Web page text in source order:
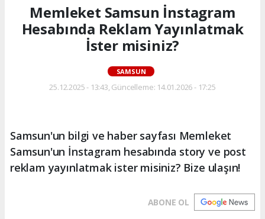
Memleket Samsun İnstagram
Hesabında Reklam Yayınlatmak
İster misiniz?
SAMSUN
25.12.2025 - 13:43, Güncelleme: 14.01.2026 - 17:25
Samsun'un bilgi ve haber sayfası Memleket
Samsun'un İnstagram hesabında story ve post
reklam yayınlatmak ister misiniz? Bize ulaşın!
ABONE OL